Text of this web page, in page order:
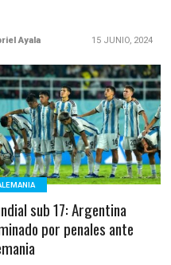
Ayala 15 JUNIO, 2024
LEER MÁS
sub 17: Argentina
por penales ante